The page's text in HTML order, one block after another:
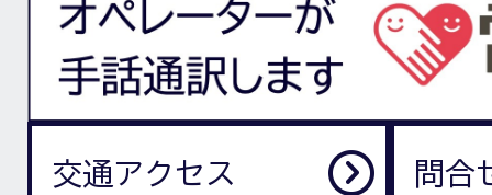
交通アクセス 問合